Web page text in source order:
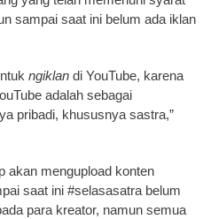
sampai saat ini belum ada iklan
ngiklandi YouTube, karena
adalah sebagai
pribadi, khususnya sastra,”
akan mengupload konten
saat ini #selasasatra belum
para kreator, namun semua